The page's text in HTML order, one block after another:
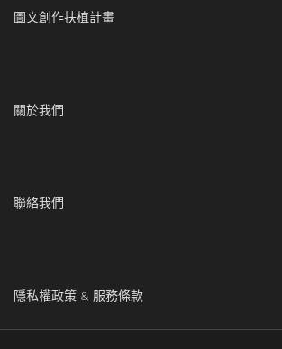
圖文創作扶植計畫
關於我們
聯絡我們
隱私權政策 & 服務條款